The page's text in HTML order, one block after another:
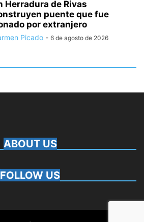
Herradura de Rivas
puente que fue
por extranjero
Picado - 6 de agosto de 2026
ABOUT US
FOLLOW US